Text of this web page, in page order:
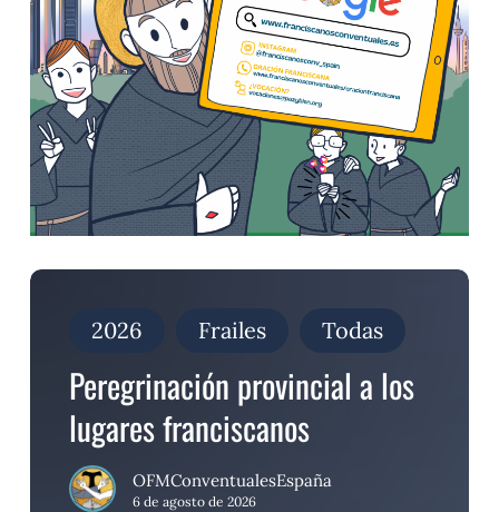
Peregrinación
franciscanos
2026 Frailes Todas
Peregrinación provincial a los
lugares franciscanos
OFMConventualesEspaña
6 de agosto de 2026